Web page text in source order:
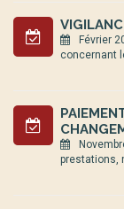
Février
concernant
prestations,